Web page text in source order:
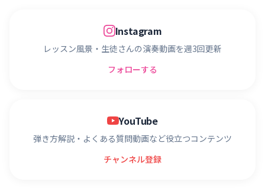
Instagram
レッスン風景・生徒さんの演奏動画を週3回更新
フォローする
YouTube
弾き方解説・よくある質問動画など役立つコンテンツ
チャンネル登録